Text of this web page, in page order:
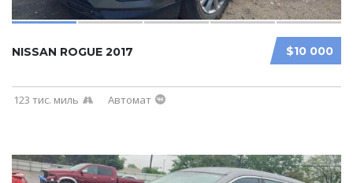
$10 000
NISSAN ROGUE 2017
123 тис. миль Автомат